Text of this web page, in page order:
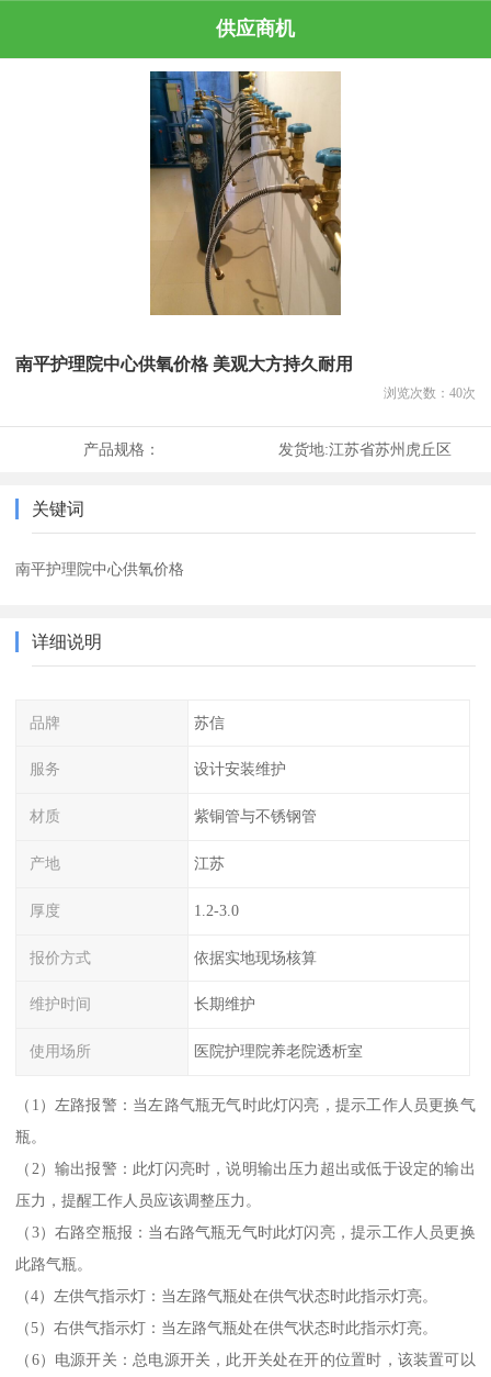
供应商机
南平护理院中心供氧价格 美观大方持久耐用
浏览次数： 40次
产品规格： 发货地:江苏省苏州虎丘区
关键词
南平护理院中心供氧价格
详细说明
品牌 苏信
服务 设计安装维护
材质 紫铜管与不锈钢管
产地 江苏
厚度 1.2-3.0
报价方式 依据实地现场核算
维护时间 长期维护
使用场所 医院护理院养老院透析室
（1）左路报警：当左路气瓶无气时此灯闪亮，提示工作人员更换气
瓶。
（2）输出报警：此灯闪亮时，说明输出压力超出或低于设定的输出
压力，提醒工作人员应该调整压力。
（3）右路空瓶报：当右路气瓶无气时此灯闪亮，提示工作人员更换
此路气瓶。
（4）左供气指示灯：当左路气瓶处在供气状态时此指示灯亮。
（5）右供气指示灯：当左路气瓶处在供气状态时此指示灯亮。
（6）电源开关：总电源开关，此开关处在开的位置时，该装置可以